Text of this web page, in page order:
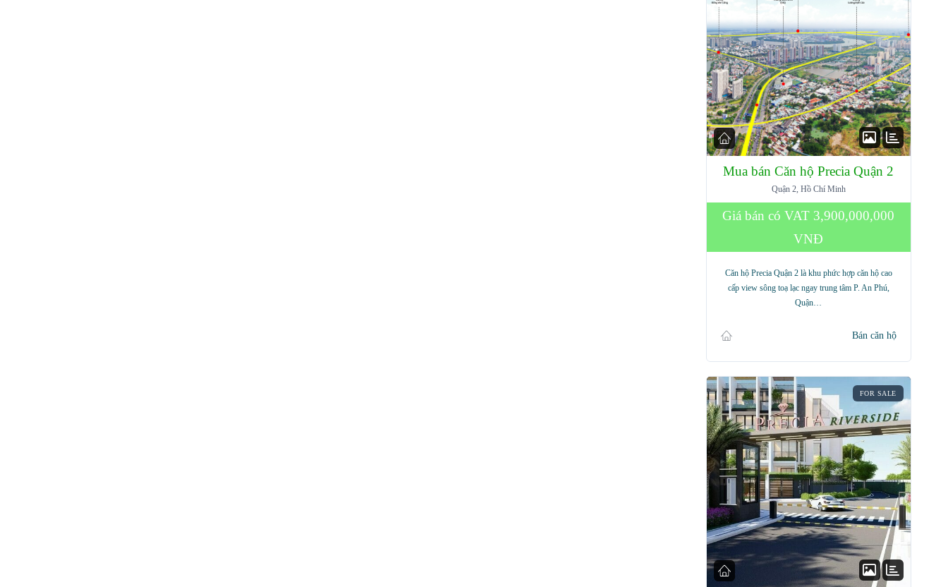
Mua bán Căn hộ Precia Quận 2
Quận 2, Hồ Chí Minh
Giá bán có VAT 3,900,000,000
VNĐ
Căn hộ Precia Quận 2 là khu phức hợp căn hộ cao
cấp view sông toạ lạc ngay trung tâm P. An Phú,
Quận…
Bán căn hộ
FOR SALE